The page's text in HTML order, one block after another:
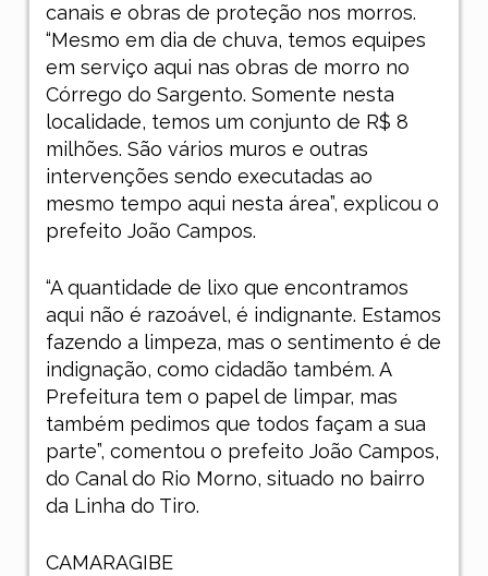
canais e obras de proteção nos morros.
“Mesmo em dia de chuva, temos equipes
em serviço aqui nas obras de morro no
Córrego do Sargento. Somente nesta
localidade, temos um conjunto de R$ 8
milhões. São vários muros e outras
intervenções sendo executadas ao
mesmo tempo aqui nesta área”, explicou o
prefeito João Campos.
“A quantidade de lixo que encontramos
aqui não é razoável, é indignante. Estamos
fazendo a limpeza, mas o sentimento é de
indignação, como cidadão também. A
Prefeitura tem o papel de limpar, mas
também pedimos que todos façam a sua
parte”, comentou o prefeito João Campos,
do Canal do Rio Morno, situado no bairro
da Linha do Tiro.
CAMARAGIBE